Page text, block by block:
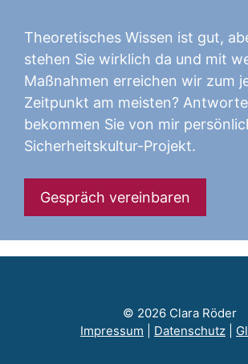
Theoretisches Wissen ist gut,
stehen Sie wirklich da und mit
Maßnahmen erreichen wir zum
Zeitpunkt am meisten?
bekommen Sie von mir
Sicherheitskultur-Projekt.
Gespräch vereinbaren
© 2026 Clara Röder
Impressum
Datenschutz